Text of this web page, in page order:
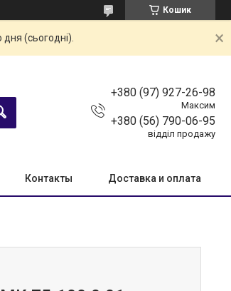
Кошик
(сьогодні).
+380 (97) 927-26-98
Максим
+380 (56) 790-06-95
відділ продажу
Контакты Доставка и оплата